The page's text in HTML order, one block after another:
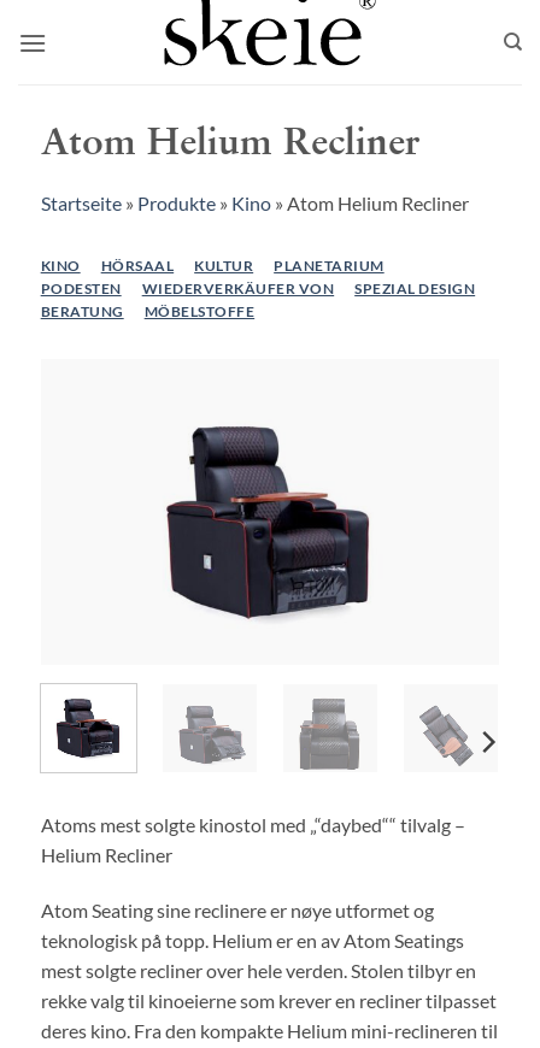
Inhalt
Atom Helium Recliner
Startseite» Produkte» Kino» Atom Helium Recliner
KINO HÖRSAAL KULTUR
PLANETARIUM
PODESTEN
WIEDERVERKÄUFER VON
SPEZIAL DESIGN
BERATUNG
MÖBELSTOFFE
Atoms mest solgte kinostol med „“daybed““ tilvalg –
Helium Recliner
Atom Seating sine reclinere er nøye utformet og
teknologisk på topp. Helium er en av Atom Seatings
mest solgte recliner over hele verden. Stolen tilbyr en
rekke valg til kinoeierne som krever en recliner tilpasset
deres kino. Fra den kompakte Helium mini-reclineren til